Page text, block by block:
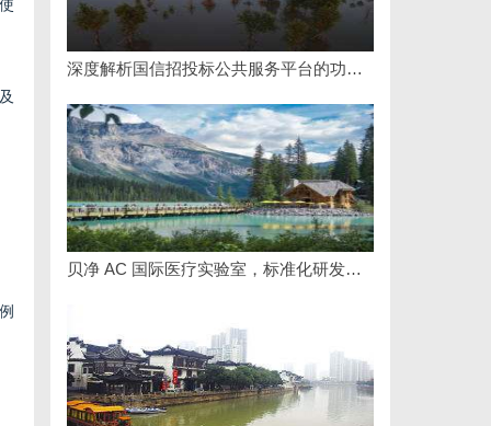
深度解析国信招投标公共服务平台的功能与优势
贝净 AC 国际医疗实验室，标准化研发体系全解析